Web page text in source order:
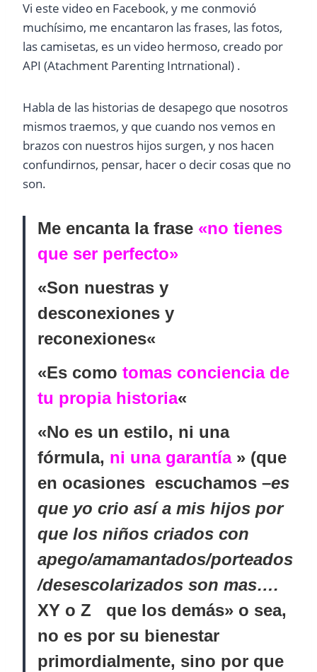
Vi este video en Facebook, y me conmovió
muchísimo, me encantaron las frases, las fotos,
las camisetas, es un video hermoso, creado por
API (Atachment Parenting Intrnational) .
Habla de las historias de desapego que nosotros
mismos traemos, y que cuando nos vemos en
brazos con nuestros hijos surgen, y nos hacen
confundirnos, pensar, hacer o decir cosas que no
son.
Me encanta la frase «no tienes
que ser perfecto»
«Son nuestras y
desconexiones y
reconexiones«
«Es como tomas conciencia de
tu propia historia«
«No es un estilo, ni una
fórmula, ni una garantía » (que
en ocasiones escuchamos –es
que yo crio así a mis hijos por
que los niños criados con
apego/amamantados/porteados
/desescolarizados son mas….
XY o Z que los demás» o sea,
no es por su bienestar
primordialmente, sino por que